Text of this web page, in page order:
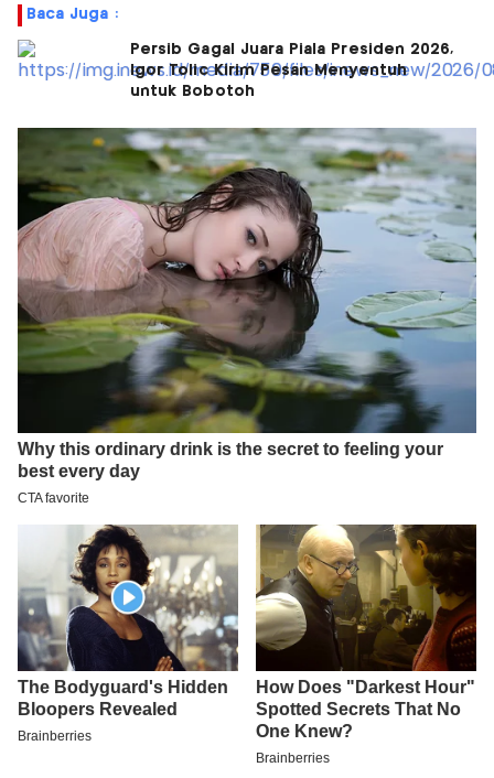
Baca Juga :
Persib Gagal Juara Piala Presiden 2026,
Igor Tolic Kirim Pesan Menyentuh
untuk Bobotoh